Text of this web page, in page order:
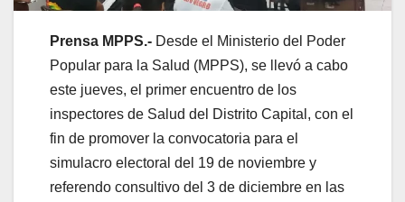
Prensa MPPS.- Desde el Ministerio del Poder
Popular para la Salud (MPPS), se llevó a cabo
este jueves, el primer encuentro de los
inspectores de Salud del Distrito Capital, con el
fin de promover la convocatoria para el
simulacro electoral del 19 de noviembre y
referendo consultivo del 3 de diciembre en las